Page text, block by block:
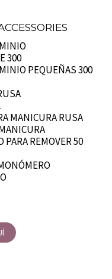
300
PEQUEÑAS 300
MANICURA RUSA
REMOVER 50